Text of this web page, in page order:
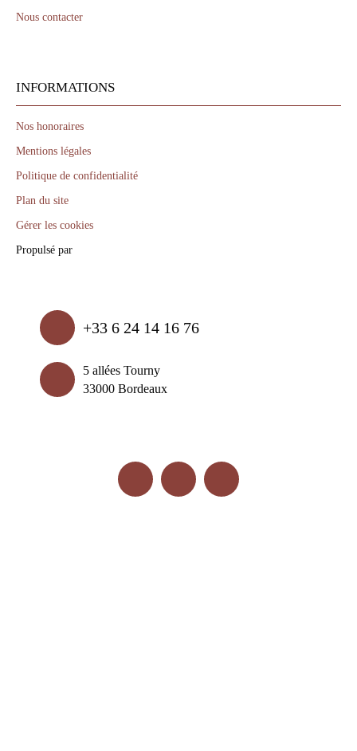
Nous contacter
INFORMATIONS
Nos honoraires
Mentions légales
Politique de confidentialité
Plan du site
Gérer les cookies
Propulsé par
+33 6 24 14 16 76
5 allées Tourny
33000 Bordeaux